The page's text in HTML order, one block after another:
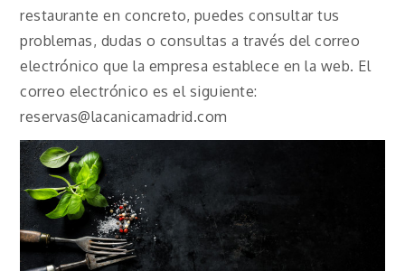
restaurante en concreto, puedes consultar tus
problemas, dudas o consultas a través del correo
electrónico que la empresa establece en la web. El
correo electrónico es el siguiente:
reservas@lacanicamadrid.com